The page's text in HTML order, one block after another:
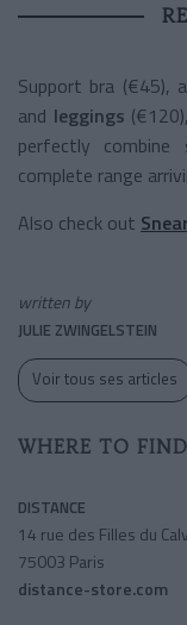
Support bra (€45),
and leggings
perfectly
complete range
Also check out
written by
JULIE ZWINGELSTEIN
Voir tous ses articles
WHERE TO
DISTANCE
14 rue des Filles du
75003 Paris
distance-store.com